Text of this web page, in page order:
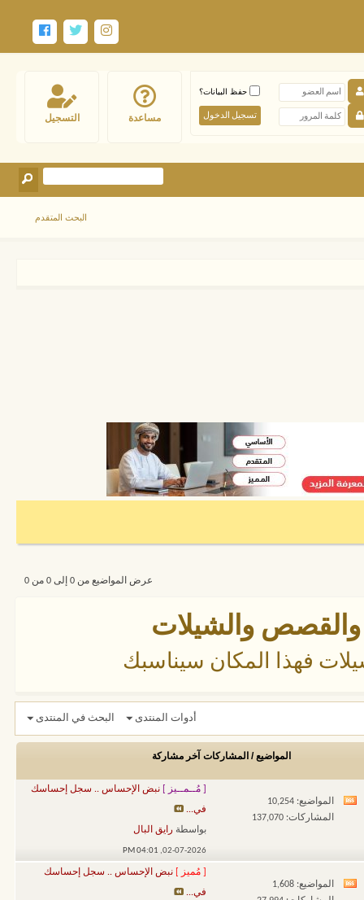
التسجيل مساعدة
حفظ البيانات؟
البحث المتقدم
عرض المواضيع من 0 إلى 0 من 0
والقصص والشيلات
فهذا المكان سيناسبك
أدوات المنتدى البحث في المنتدى
المواضيع / المشاركات آخر مشاركة
مشاهدة
المواضيع: 10,254
المشاركات: 137,070
[ مُــمــيز ] نبض الإحساس .. سجل إحساسك
في...
بواسطة رايق البال
02-07-2026,
04:01 PM
مشاهدة
المواضيع: 1,608
[ مُميز ] نبض الإحساس .. سجل إحساسك
في...